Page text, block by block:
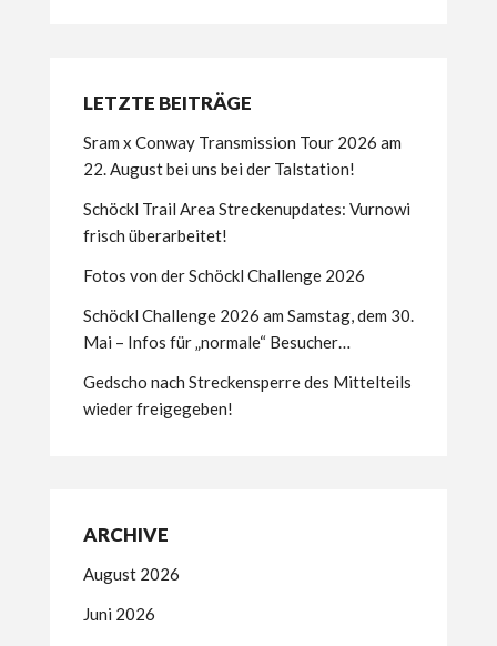
LETZTE BEITRÄGE
Sram x Conway Transmission Tour 2026 am
22. August bei uns bei der Talstation!
Schöckl Trail Area Streckenupdates: Vurnowi
frisch überarbeitet!
Fotos von der Schöckl Challenge 2026
Schöckl Challenge 2026 am Samstag, dem 30.
Mai – Infos für „normale“ Besucher…
Gedscho nach Streckensperre des Mittelteils
wieder freigegeben!
ARCHIVE
August 2026
Juni 2026